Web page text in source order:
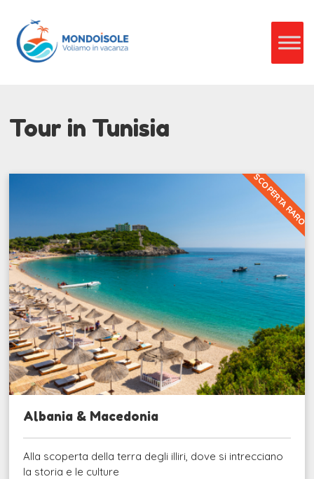
Tour in Tunisia
SCOPERTA RARO
Albania & Macedonia
Alla scoperta della terra degli illiri, dove si intrecciano
la storia e le culture